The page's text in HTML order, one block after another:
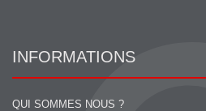
INFORMATIONS
QUI SOMMES NOUS ?